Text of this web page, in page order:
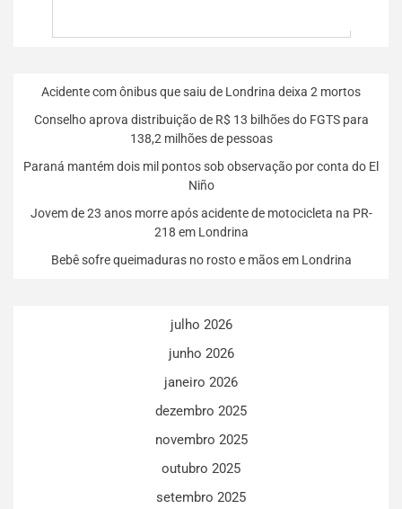
Acidente com ônibus que saiu de Londrina deixa 2 mortos
Conselho aprova distribuição de R$ 13 bilhões do FGTS para
138,2 milhões de pessoas
Paraná mantém dois mil pontos sob observação por conta do El
Niño
Jovem de 23 anos morre após acidente de motocicleta na PR-
218 em Londrina
Bebê sofre queimaduras no rosto e mãos em Londrina
julho 2026
junho 2026
janeiro 2026
dezembro 2025
novembro 2025
outubro 2025
setembro 2025